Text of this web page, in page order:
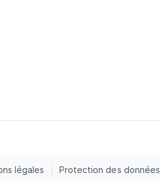
légales Protection des données